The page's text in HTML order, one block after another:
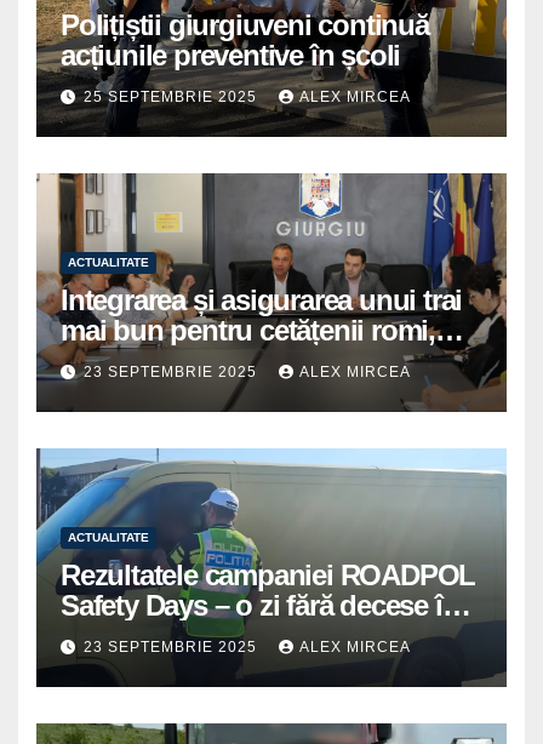
Polițiștii giurgiuveni continuă
acțiunile preventive în școli
25 SEPTEMBRIE 2025 ALEX MIRCEA
ACTUALITATE
Integrarea și asigurarea unui trai
mai bun pentru cetățenii romi,
prioritate pentru instituțiile
publice giurgiuvene
23 SEPTEMBRIE 2025 ALEX MIRCEA
ACTUALITATE
Rezultatele campaniei ROADPOL
Safety Days – o zi fără decese în
trafic
23 SEPTEMBRIE 2025 ALEX MIRCEA